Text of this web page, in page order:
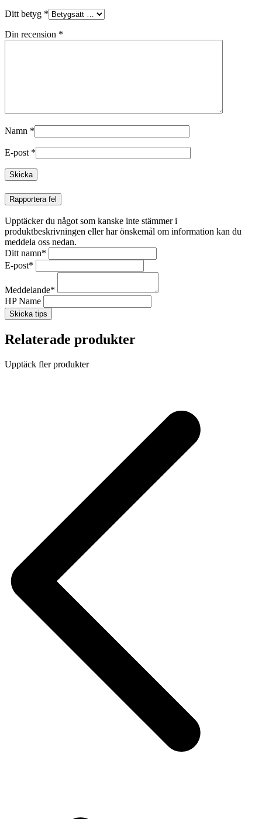
Ditt betyg *
Din recension *
Namn *
E-post *
Rapportera fel
Upptäcker du något som kanske inte stämmer i
produktbeskrivningen eller har önskemål om information kan du
meddela oss nedan.
Ditt namn*
E-post*
Meddelande*
HP Name
Skicka tips
Relaterade produkter
Upptäck fler produkter